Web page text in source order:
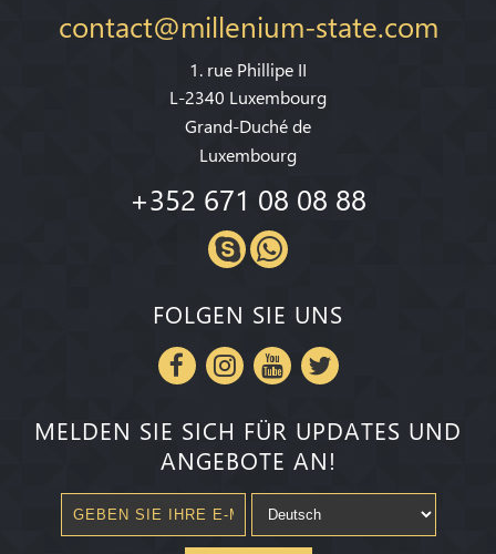
contact@millenium-state.com
1. rue Phillipe II
L-2340 Luxembourg
Grand-Duché de
Luxembourg
+352 671 08 08 88
FOLGEN SIE UNS
MELDEN SIE SICH FÜR UPDATES UND
ANGEBOTE AN!